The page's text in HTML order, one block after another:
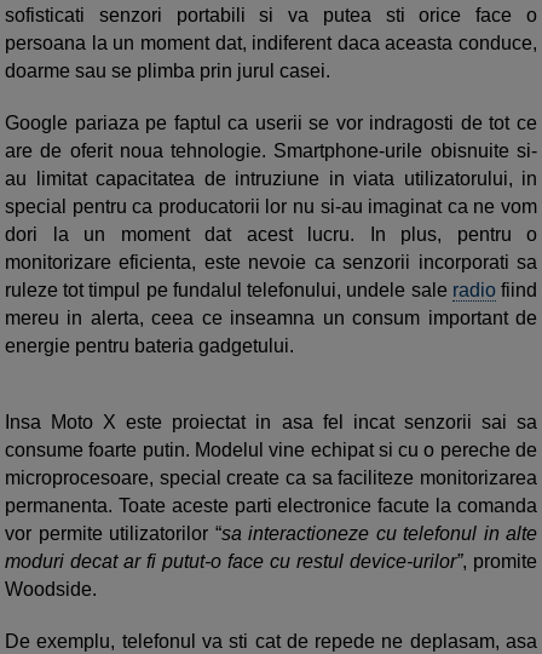
sofisticati senzori portabili si va putea sti orice face o
persoana la un moment dat, indiferent daca aceasta conduce,
doarme sau se plimba prin jurul casei.
Google pariaza pe faptul ca userii se vor indragosti de tot ce
are de oferit noua tehnologie. Smartphone-urile obisnuite si-
au limitat capacitatea de intruziune in viata utilizatorului, in
special pentru ca producatorii lor nu si-au imaginat ca ne vom
dori la un moment dat acest lucru. In plus, pentru o
monitorizare eficienta, este nevoie ca senzorii incorporati sa
ruleze tot timpul pe fundalul telefonului, undele sale radiofiind
mereu in alerta, ceea ce inseamna un consum important de
energie pentru bateria gadgetului.
Insa Moto X este proiectat in asa fel incat senzorii sai sa
consume foarte putin. Modelul vine echipat si cu o pereche de
microprocesoare, special create ca sa faciliteze monitorizarea
permanenta. Toate aceste parti electronice facute la comanda
vor permite utilizatorilor “sa interactioneze cu telefonul in alte
moduri decat ar fi putut-o face cu restul device-urilor”, promite
Woodside.
De exemplu, telefonul va sti cat de repede ne deplasam, asa